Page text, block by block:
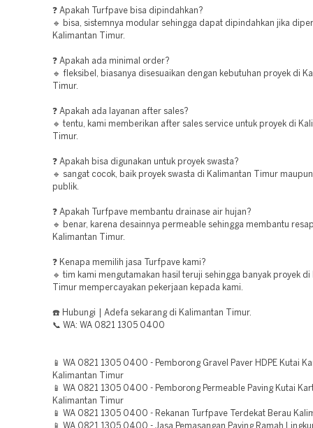
❓ Apakah Turfpave bisa dipindahkan?
🔹 bisa, sistemnya modular sehingga dapat dipindahkan jika
Kalimantan Timur.
❓ Apakah ada minimal order?
🔹 fleksibel, biasanya disesuaikan dengan kebutuhan proyek di
Timur.
❓ Apakah ada layanan after sales?
🔹 tentu, kami memberikan after sales service untuk proyek di
Timur.
❓ Apakah bisa digunakan untuk proyek swasta?
🔹 sangat cocok, baik proyek swasta di Kalimantan Timur
publik.
❓ Apakah Turfpave membantu drainase air hujan?
🔹 benar, karena desainnya permeable sehingga membantu
Kalimantan Timur.
❓ Kenapa memilih jasa Turfpave kami?
🔹 tim kami mengutamakan hasil teruji sehingga banyak proyek di
Timur mempercayakan pekerjaan kepada kami.
☎️ Hubungi | Adefa sekarang di Kalimantan Timur.
📞 WA: WA 0821 1305 0400
📱 WA 0821 1305 0400 - Pemborong Gravel Paver HDPE Kutai
Kalimantan Timur
📱 WA 0821 1305 0400 - Pemborong Permeable Paving Kutai
Kalimantan Timur
📱 WA 0821 1305 0400 - Rekanan Turfpave Terdekat Berau
📱 WA 0821 1305 0400 - Jasa Pemasangan Paving Ramah